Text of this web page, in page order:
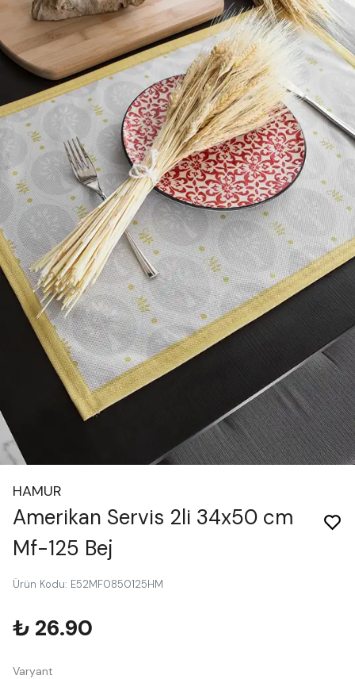
HAMUR
Amerikan Servis 2li 34x50 cm
Mf-125 Bej
Ürün Kodu: E52MF0850125HM
₺ 26.90
Varyant